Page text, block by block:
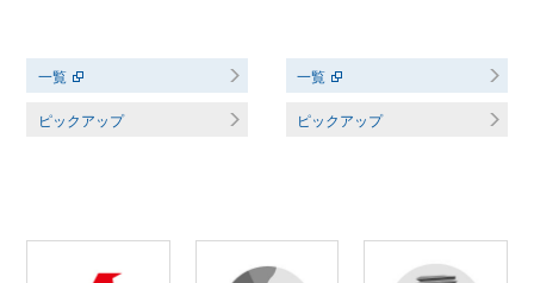
一覧
ピックアップ
一覧
ピックアップ